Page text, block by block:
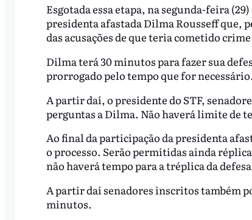
Esgotada essa etapa, na segunda-feira
presidenta afastada Dilma Rousseff que,
das acusações de que teria cometido
Dilma terá 30 minutos para fazer sua
prorrogado pelo tempo que for necessário.
A partir daí, o presidente do STF,
perguntas a Dilma. Não haverá limite de
Ao final da participação da presidenta
o processo. Serão permitidas ainda
não haverá tempo para a tréplica da
A partir daí senadores inscritos também
minutos.